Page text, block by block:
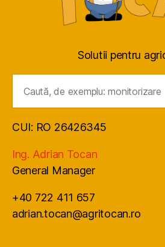
Solutii pentru
CUI: RO 26426345
Ing. Adrian Tocan
General Manager
+40 722 411 657
adrian.tocan@agritocan.ro